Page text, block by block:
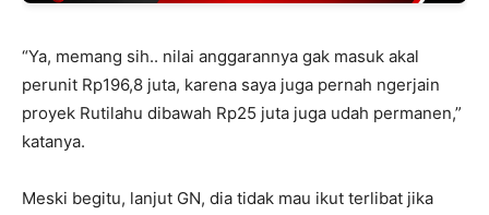
“Ya, memang sih.. nilai anggarannya gak masuk akal
perunit Rp196,8 juta, karena saya juga pernah ngerjain
proyek Rutilahu dibawah Rp25 juta juga udah permanen,”
katanya.
Meski begitu, lanjut GN, dia tidak mau ikut terlibat jika